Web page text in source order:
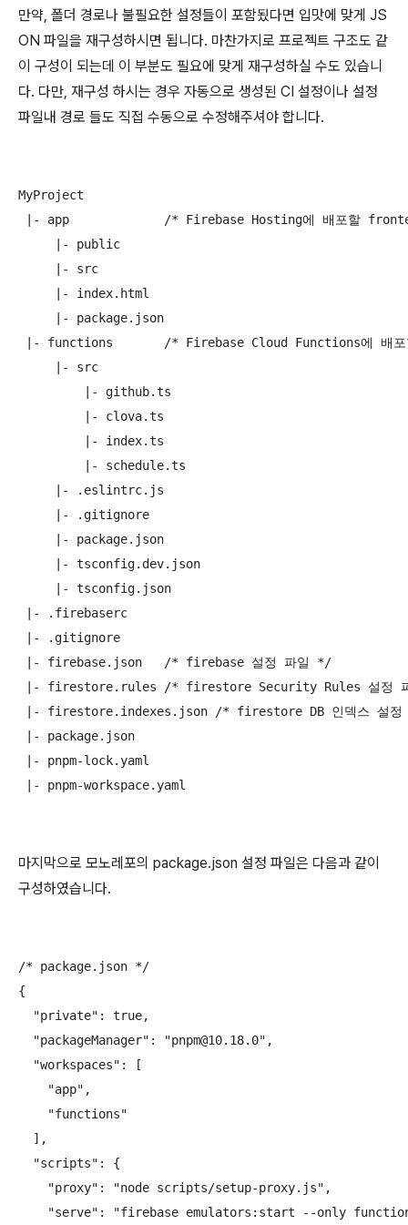
만약, 폴더 경로나 불필요한 설정들이 포함됬다면 입맛에 맞게 JS
ON 파일을 재구성하시면 됩니다. 마찬가지로 프로젝트 구조도 같
이 구성이 되는데 이 부분도 필요에 맞게 재구성하실 수도 있습니
다. 다만, 재구성 하시는 경우 자동으로 생성된 CI 설정이나 설정
파일내 경로 들도 직접 수동으로 수정해주셔야 합니다.
MyProject
|- app             /* Firebase Hosting에 배포할
     |- public
     |- src
     |- index.html
     |- package.json
|- functions       /* Firebase Cloud Functions에 배포
     |- src
         |- github.ts
         |- clova.ts
         |- index.ts
         |- schedule.ts
     |- .eslintrc.js
     |- .gitignore
     |- package.json
     |- tsconfig.dev.json
     |- tsconfig.json
|- .firebaserc
|- .gitignore
|- firebase.json   /* firebase 설정 파일 */
|- firestore.rules /* firestore Security Rules 설정
|- firestore.indexes.json /* firestore DB 인덱스 설정
|- package.json
|- pnpm-lock.yaml
|- pnpm-workspace.yaml
마지막으로 모노레포의 package.json 설정 파일은 다음과 같이
구성하였습니다.
/* package.json */
{
  "private": true,
  "packageManager": "pnpm@10.18.0",
  "workspaces": [
    "app",
    "functions"
  ],
  "scripts": {
    "proxy": "node scripts/setup-proxy.js",
"serve": "firebase emulators:start --only